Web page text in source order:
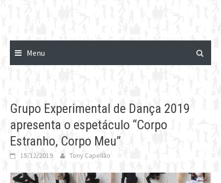
Menu
Grupo Experimental de Dança 2019
apresenta o espetáculo “Corpo
Estranho, Corpo Meu”
15/12/2019 Tony Capellão